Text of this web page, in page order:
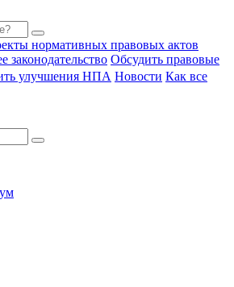
нормативных правовых актов
законодательство Обсудить правовые
улучшения НПА Новости Как все